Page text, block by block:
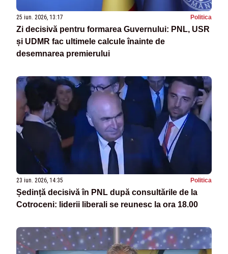
25 iun. 2026, 13:17 Politica
Zi decisivă pentru formarea Guvernului: PNL, USR
și UDMR fac ultimele calcule înainte de
desemnarea premierului
23 iun. 2026, 14:35 Politica
Ședință decisivă în PNL după consultările de la
Cotroceni: liderii liberali se reunesc la ora 18.00